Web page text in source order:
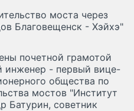
моста через
Благовещенск - Хэйхэ"
почетной грамотой
инженер - первый вице-
общества по
мостов "Институт
Батурин, советник